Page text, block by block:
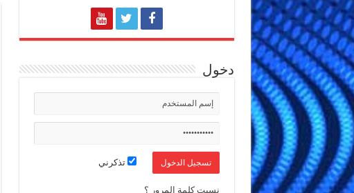
دخول
تذكرني
نسيت كلمة المرور ؟